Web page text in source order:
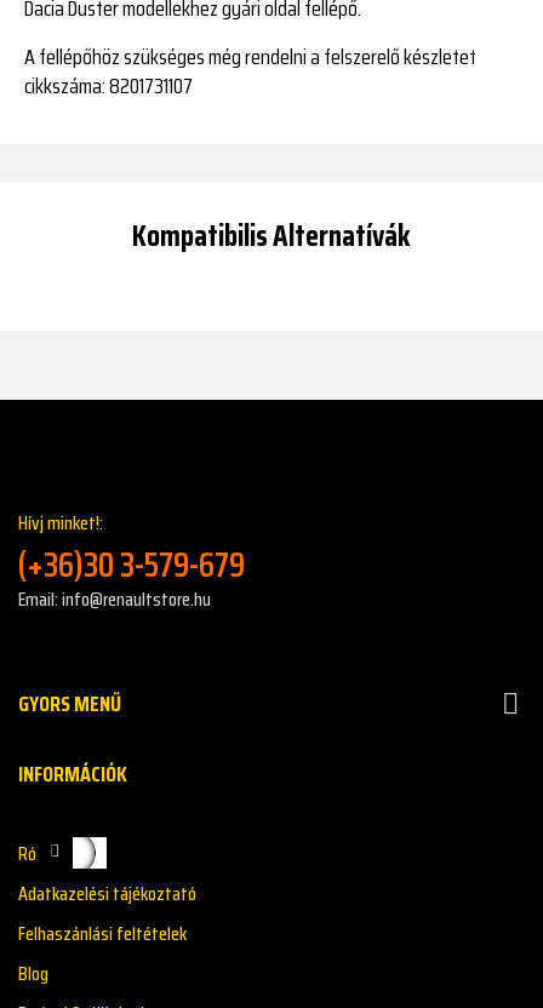
Dacia Duster modellekhez gyári oldal fellépő.
A fellépőhöz szükséges még rendelni a felszerelő készletet
cikkszáma: 8201731107
Kompatibilis Alternatívák
Hívj minket!:
(+36)30 3-579-679
Email: info@renaultstore.hu
GYORS MENŰ 
INFORMÁCIÓK
Rólunk
Adatkazelési tájékoztató
Felhaszánlási feltételek
Blog